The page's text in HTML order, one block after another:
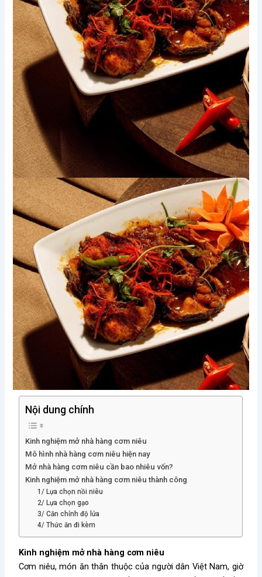
Nội dung chính
Kinh nghiệm mở nhà hàng cơm niêu
Mô hình nhà hàng cơm niêu hiện nay
Mở nhà hàng cơm niêu cần bao nhiêu vốn?
Kinh nghiệm mở nhà hàng cơm niêu thành công
1/ Lựa chọn nồi niêu
2/ Lựa chọn gạo
3/ Căn chỉnh độ lửa
4/ Thức ăn đi kèm
Kinh nghiệm mở nhà hàng cơm niêu
Cơm niêu, món ăn thân thuộc của người dân Việt Nam, giờ